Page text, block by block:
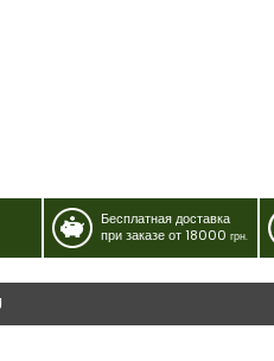
Бесплатная доставка
при заказе от 18000 грн.